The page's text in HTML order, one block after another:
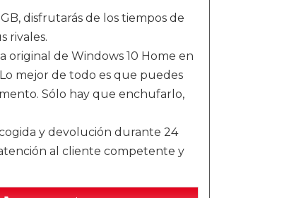
disfrutarás de los tiempos de
rivales.
original de Windows 10 Home en
mejor de todo es que puedes
Sólo hay que enchufarlo,
y devolución durante 24
al cliente competente y